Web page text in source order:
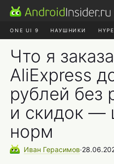
ONE UI 9 НАУШНИКИ
Что я
AliExpress
рублей без
и скидок —
норм
Иван Герасимов∙